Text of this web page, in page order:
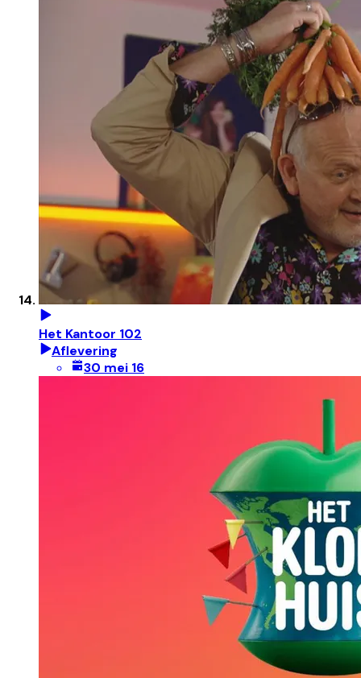
Het Kantoor 102
Aflevering
30 mei 16